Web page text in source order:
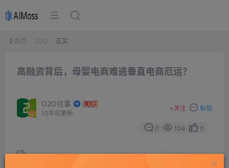
首页 O2O 正文
高融资背后，母婴电商难逃垂直电商厄运？
O2O往事
10年前更新
+关注 私信
0 104 0